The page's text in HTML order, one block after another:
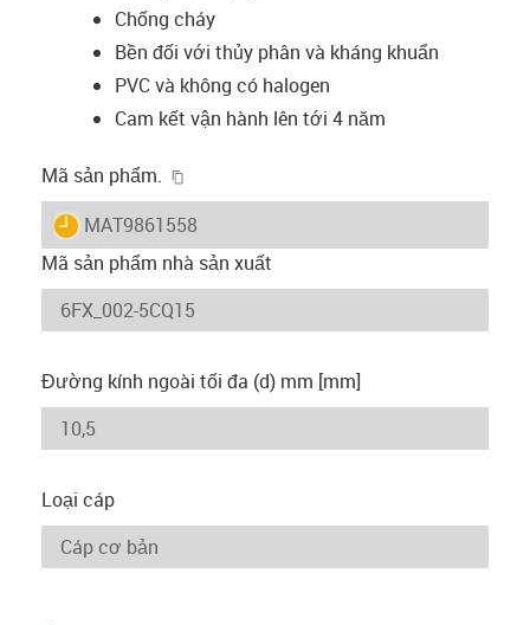
Chống cháy
Bền đối với thủy phân và kháng khuẩn
PVC và không có halogen
Cam kết vận hành lên tới 4 năm
Mã sản phẩm.
igus-icon-lieferzeit
MAT9861558
Mã sản phẩm nhà sản xuất
Đường kính ngoài tối đa (d) mm [mm]
Loại cáp